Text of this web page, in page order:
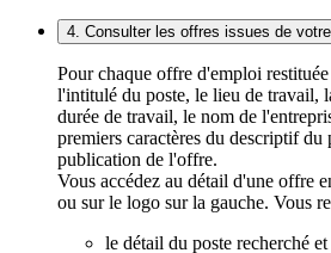
4. Consulter les offres issues de
Pour chaque offre d'emploi
l'intitulé du poste, le lieu de travail,
durée de travail, le nom de
premiers caractères du descriptif du
publication de l'offre.
Vous accédez au détail d'une offre
ou sur le logo sur la gauche. Vous
le détail du poste recherché